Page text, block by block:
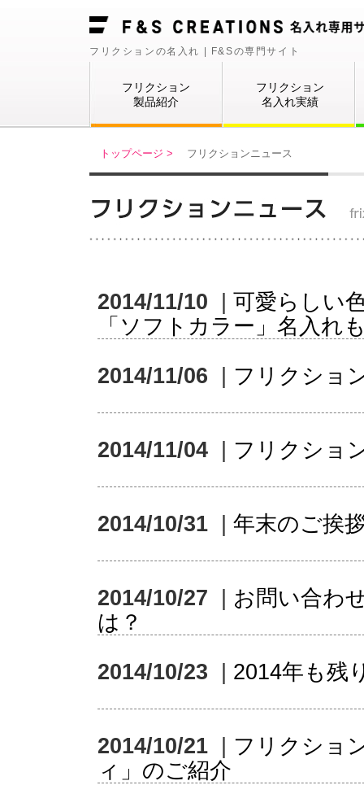
フリクションの名入れ | F&Sの専門サイト
フリクション
製品紹介
フリクション
名入れ実績
トップページ > フリクションニュース
2014/11/10
可愛らしい
「ソフトカラー」名入れ
2014/11/06 フリクショ
2014/11/04 フリクショ
2014/10/31 年末のご挨
2014/10/27
お問い合わ
は？
2014/10/23 2014年も残
2014/10/21
フリクショ
ィ」のご紹介